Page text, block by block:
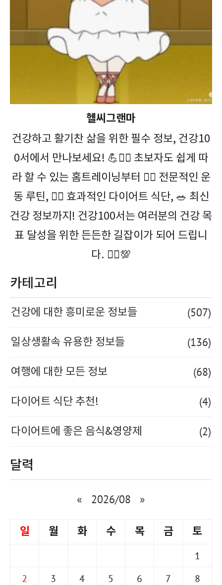
헬씨그랜마
건강하고 활기찬 삶을 위한 필수 정보, 건강10
0서에서 만나보세요! 💪🤸‍♀️ 초보자도 쉽게 따
라 할 수 있는 홈트레이닝부터 🏋️‍♀️ 전문적인 운
동 루틴, 🏃‍♂️ 효과적인 다이어트 식단, 🥗 최신
건강 정보까지! 건강100서는 여러분의 건강 목
표 달성을 위한 든든한 길잡이가 되어 드립니
다. 🚶‍♀️💯
카테고리
건강에 대한 흥미로운 정보들 (507)
일상생활속 유용한 정보들 (136)
여행에 대한 모든 정보 (68)
다이어트 식단 추천! (4)
다이어트에 좋은 음식&영양제 (2)
달력
« 2026/08 »
일 월 화 수 목 금 토
1
2
3 4 5 6 7
8